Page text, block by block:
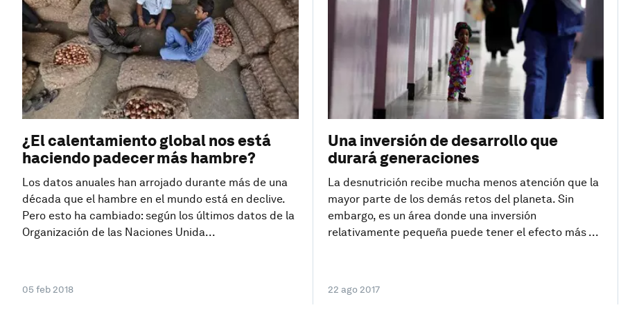
¿El calentamiento global nos está
haciendo padecer más hambre?
Los datos anuales han arrojado durante más de una
década que el hambre en el mundo está en declive.
Pero esto ha cambiado: según los últimos datos de la
Organización de las Naciones Unida...
05 feb 2018
Una inversión de desarrollo que
durará generaciones
La desnutrición recibe mucha menos atención que la
mayor parte de los demás retos del planeta. Sin
embargo, es un área donde una inversión
relativamente pequeña puede tener el efecto más ...
22 ago 2017